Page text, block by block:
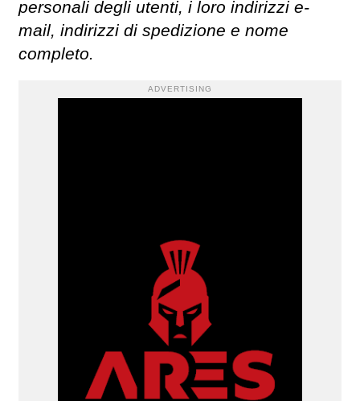
personali degli utenti, i loro indirizzi e-
mail, indirizzi di spedizione e nome
completo.
ADVERTISING